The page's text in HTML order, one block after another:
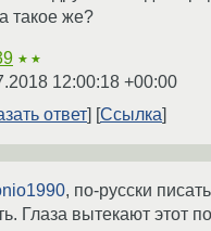
такое же?
★★
12:00:18 +00:00
ответ
Ссылка
, по-русски
Глаза вытекают этот